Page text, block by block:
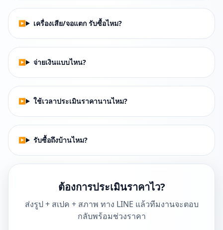
เครื่องเสีย/จอแตก รับซื้อไหม?
จ่ายเงินแบบไหน?
ใช้เวลาประเมินราคานานไหม?
รับซื้อถึงบ้านไหม?
ต้องการประเมินราคาไว?
ส่งรูป + สเปค + สภาพ ทาง LINE แล้วทีมงานจะตอบ
กลับพร้อมช่วงราคา